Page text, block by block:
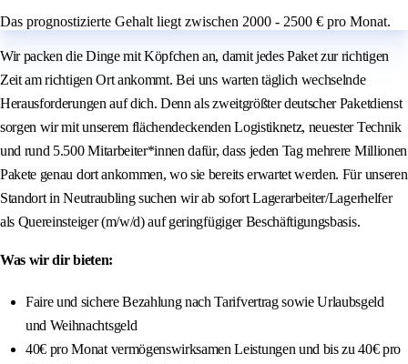
Das prognostizierte Gehalt liegt zwischen 2000 - 2500 € pro Monat.
Wir packen die Dinge mit Köpfchen an, damit jedes Paket zur richtigen
Zeit am richtigen Ort ankommt. Bei uns warten täglich wechselnde
Herausforderungen auf dich. Denn als zweitgrößter deutscher Paketdienst
sorgen wir mit unserem flächendeckenden Logistiknetz, neuester Technik
und rund 5.500 Mitarbeiter*innen dafür, dass jeden Tag mehrere Millionen
Pakete genau dort ankommen, wo sie bereits erwartet werden. Für unseren
Standort in Neutraubling suchen wir ab sofort Lagerarbeiter/Lagerhelfer
als Quereinsteiger (m/w/d) auf geringfügiger Beschäftigungsbasis.
Was wir dir bieten:
Faire und sichere Bezahlung nach Tarifvertrag sowie Urlaubsgeld
und Weihnachtsgeld
40€ pro Monat vermögenswirksamen Leistungen und bis zu 40€ pro